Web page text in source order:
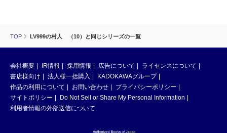
TOP LV999の村人 （10）と同じシリーズの一覧
会社概要 IR情報 採用情報 広告について
ライセンスについて
書店様向け
法人様一括購入
KADOKAWAグループ
作品の利用について
お問い合わせ
プライバシーポリシー
サイトポリシー
Do Not Sell or Share My Personal Information
利用者情報の外部送信について